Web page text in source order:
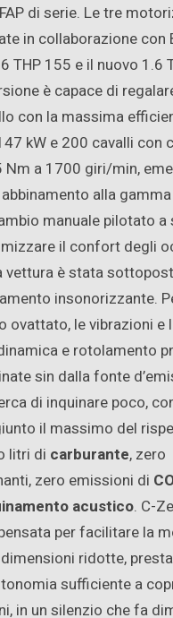
di serie. Le tre
in collaborazione con
THP 155 e il nuovo 1.6
è capace di
con la massima
kW e 200 cavalli con
Nm a 1700 giri/min,
alla
manuale pilotato a
il confort degli
vettura è stata
insonorizzante.
ovattato, le vibrazioni e
e rotolamento
sin dalla fonte
di inquinare poco,
il massimo del
litri di carburante, zero
zero emissioni di
acustico. C-
per facilitare la
ridotte,
sufficiente a
in un silenzio che fa